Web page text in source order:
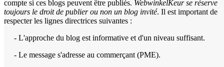
compte si ces blogs peuvent être publiés. WebwinkelKeur se réserve
toujours le droit de publier ou non un blog invité. Il est important de
respecter les lignes directrices suivantes :
- L'approche du blog est informative et d'un niveau suffisant.
- Le message s'adresse au commerçant (PME).